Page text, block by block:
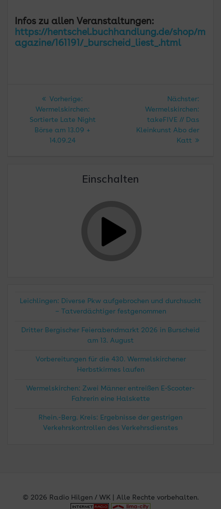
Infos zu allen Veranstaltungen:
https://hentschel.buchhandlung.de/shop/m
agazine/161191/_burscheid_liest_.html
Beitragsnavigation
Vorherige:
Beitrag:
Wermelskirchen:
Sortierte Late Night
Börse am 13.09 +
14.09.24
Nächster:
Wermelskirchen:
takeFIVE // Das
Kleinkunst Abo der
Katt
Einschalten
Leichlingen: Diverse Pkw aufgebrochen und durchsucht
– Tatverdächtiger festgenommen
Dritter Bergischer Feierabendmarkt 2026 in Burscheid
am 13. August
Vorbereitungen für die 430. Wermelskirchener
Herbstkirmes laufen
Wermelskirchen: Zwei Männer entreißen E-Scooter-
Fahrerin eine Halskette
Rhein.-Berg. Kreis: Ergebnisse der gestrigen
Verkehrskontrollen des Verkehrsdienstes
© 2026 Radio Hilgen / WK | Alle Rechte vorbehalten.